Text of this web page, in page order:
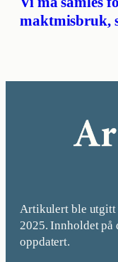
maktmisbruk,
Artikulert ble utgitt
2025. Innholdet på
oppdatert.